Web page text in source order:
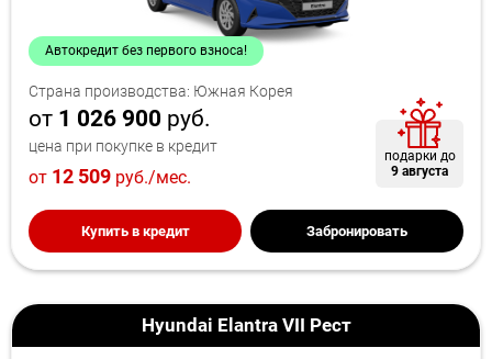
Автокредит без первого взноса!
Страна производства: Южная Корея
от 1 026 900 руб.
цена при покупке в кредит
от 12 509 руб./мес.
подарки до
9 августа
Купить в кредит Забронировать
Hyundai Elantra VII Рест